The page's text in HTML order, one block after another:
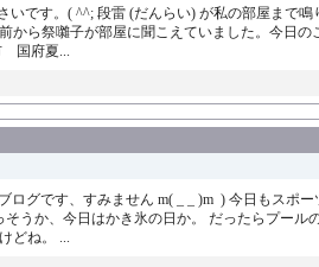
いです。( ^^; 段雷 (だんらい) が私の部屋まで
から祭囃子が部屋に聞こえていました。今日
国府夏...
ログです、すみません m( _ _ )m ) 今日もスポ
うか、今日はかき氷の日か。 だったらプー
どね。 ...